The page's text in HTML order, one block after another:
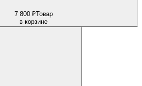
7 800 ₽Товар
в корзине